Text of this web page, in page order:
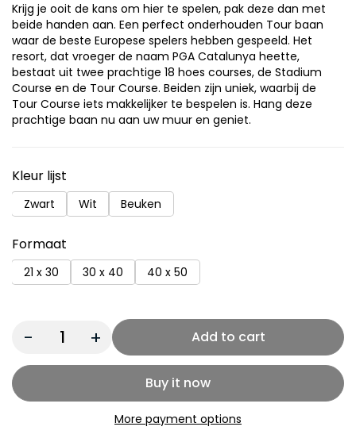
€ 54,95
Krijg je ooit de kans om hier te spelen, pak deze dan met
beide handen aan. Een perfect onderhouden Tour baan
waar de beste Europese spelers hebben gespeeld. Het
resort, dat vroeger de naam PGA Catalunya heette,
bestaat uit twee prachtige 18 hoes courses, de Stadium
Course en de Tour Course. Beiden zijn uniek, waarbij de
Tour Course iets makkelijker te bespelen is. Hang deze
prachtige baan nu aan uw muur en geniet.
Kleur lijst
Zwart Wit Beuken
Formaat
21 x 30 30 x 40 40 x 50
Quantity: Add to cart
Buy it now
More payment options